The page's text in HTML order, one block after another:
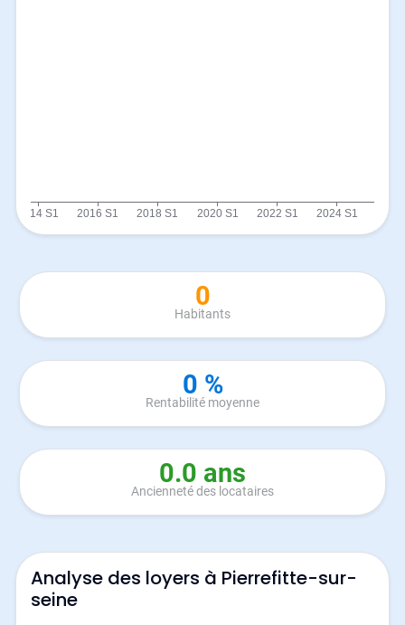
0
Habitants
0 %
Rentabilité moyenne
0.0 ans
Ancienneté des locataires
Analyse des loyers à Pierrefitte-sur-
seine